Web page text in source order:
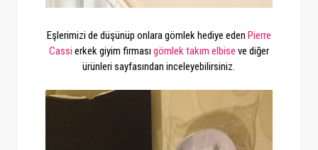
Eşlerimizi de düşünüp onlara gömlek hediye eden Pierre
Cassi erkek giyim firması gömlektakım elbise ve diğer
ürünleri sayfasından inceleyebilirsiniz.